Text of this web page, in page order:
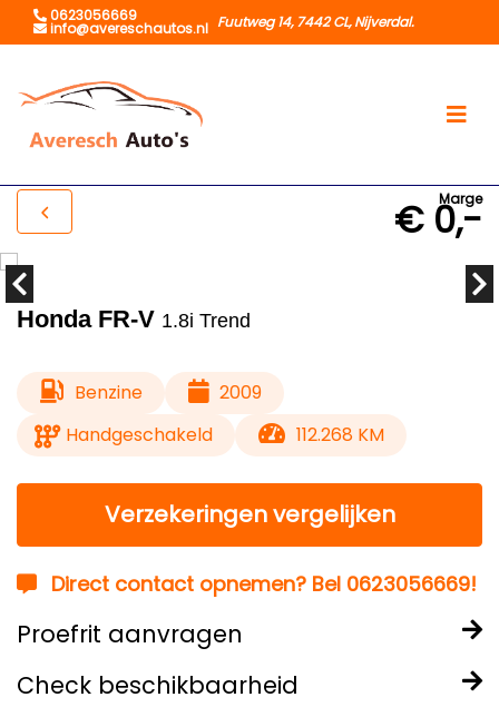
0623056669
info@avereschautos.nl Fuutweg 14, 7442 CL, Nijverdal.
Marge
€ 0,-
Honda FR-V 1.8i Trend
Benzine
2009
Handgeschakeld
112.268 KM
Verzekeringen vergelijken
Direct contact opnemen? Bel 0623056669!
Proefrit aanvragen
Check beschikbaarheid